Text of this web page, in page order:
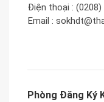
Điện thoại : (0208)
Email :
Phòng Đăng Ký